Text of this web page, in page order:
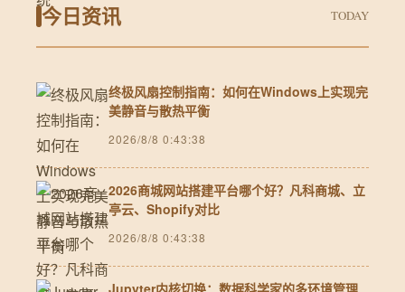
今日资讯 TODAY
终极风扇控制指南：如何在Windows上实现完
美静音与散热平衡
2026/8/8 0:43:38
2026商城网站搭建平台哪个好？凡科商城、立
亭云、Shopify对比
2026/8/8 0:43:38
Jupyter内核切换：数据科学家的多环境管理